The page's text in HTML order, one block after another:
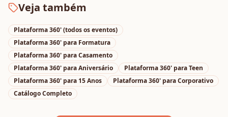
Veja também
Plataforma 360'(todos os eventos)
Plataforma 360' para Formatura
Plataforma 360' paraCasamento
Plataforma 360' paraAniversário Plataforma 360' paraTeen
Plataforma 360' para 15 Anos Plataforma 360' paraCorporativo
Catálogo Completo